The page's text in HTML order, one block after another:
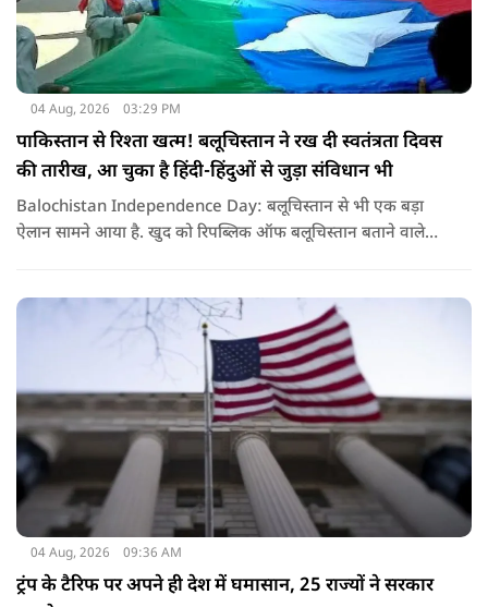
04 Aug, 2026 03:29 PM
पाकिस्तान से रिश्ता खत्म! बलूचिस्तान ने रख दी स्वतंत्रता दिवस
की तारीख, आ चुका है हिंदी-हिंदुओं से जुड़ा संविधान भी
Balochistan Independence Day: बलूचिस्तान से भी एक बड़ा
ऐलान सामने आया है. खुद को रिपब्लिक ऑफ बलूचिस्तान बताने वाले
04 Aug, 2026 09:36 AM
ट्रंप के टैरिफ पर अपने ही देश में घमासान, 25 राज्यों ने सरकार